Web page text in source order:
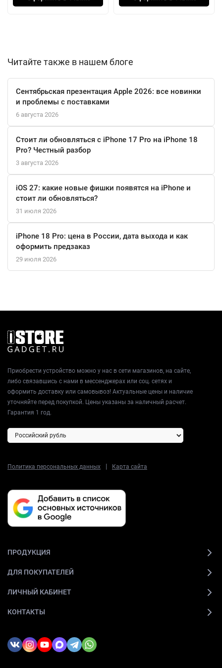
Wi-Fi 6E и Bluetooth 5.3, что гарантирует стабильную
Читайте также в нашем блоге
Сентябрьская презентация Apple 2026: все новинки
и проблемы с поставками
6 августа 2026
Стоит ли обновляться с iPhone 17 Pro на iPhone 18
Pro? Честный разбор
3 августа 2026
iOS 27: какие новые фишки появятся на iPhone и
стоит ли обновляться?
31 июля 2026
iPhone 18 Pro: цена в России, дата выхода и как
оформить предзаказ
29 июля 2026
Приобрести устройство можно у нас в сети магазинов, на сайте,
либо связавшись с нами в мессенджерах или соц. сетях и
оформить доставку или самовывоз! Актуальные цены и наличие
уточняйте перед покупкой. Цены указаны за наличный расчет.
Гарантия 1 год.
Политика персональных данных | Карта сайта
ПРОДУКЦИЯ
ДЛЯ ПОКУПАТЕЛЕЙ
ЛИЧНЫЙ КАБИНЕТ
КОНТАКТЫ